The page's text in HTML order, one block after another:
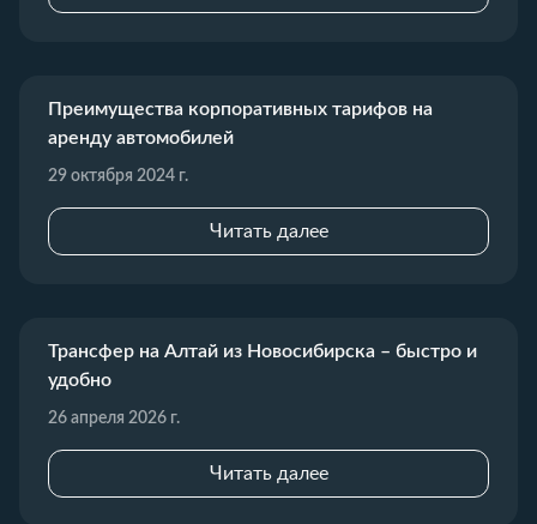
Преимущества корпоративных тарифов на
аренду автомобилей
29 октября 2024 г.
Читать далее
Трансфер на Алтай из Новосибирска – быстро и
удобно
26 апреля 2026 г.
Читать далее